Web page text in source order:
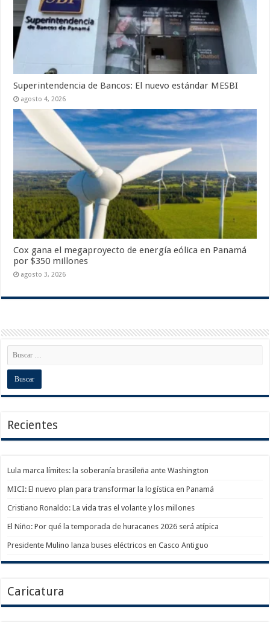
Superintendencia de Bancos: El nuevo estándar MESBI
agosto 4, 2026
Cox gana el megaproyecto de energía eólica en Panamá
por $350 millones
agosto 3, 2026
Recientes
Lula marca límites: la soberanía brasileña ante Washington
MICI: El nuevo plan para transformar la logística en Panamá
Cristiano Ronaldo: La vida tras el volante y los millones
El Niño: Por qué la temporada de huracanes 2026 será atípica
Presidente Mulino lanza buses eléctricos en Casco Antiguo
Caricatura